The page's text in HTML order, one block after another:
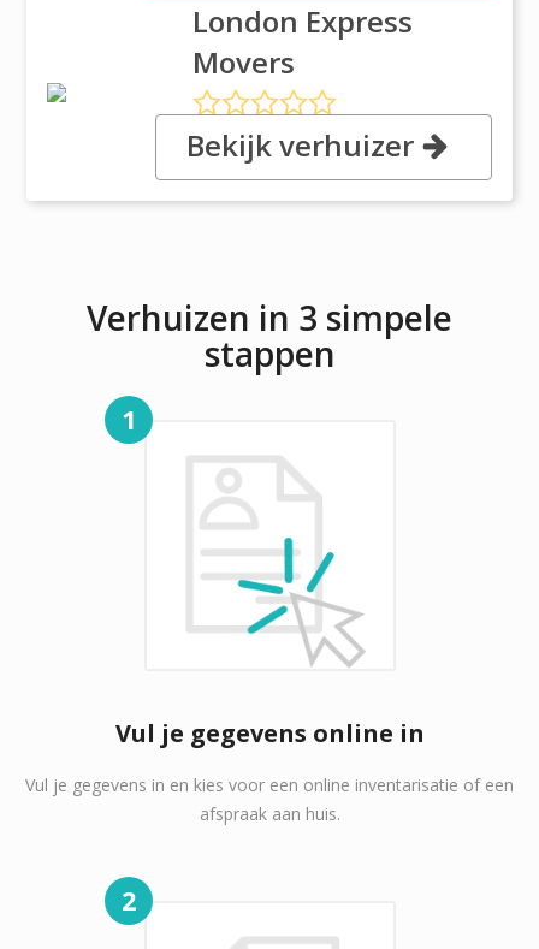
London Express
Movers
, 23a Abbotsbury Road, SM4 5LJ
Morden
Bekijk verhuizer
Verhuizen in 3 simpele
stappen
1
Vul je gegevens online in
Vul je gegevens in en kies voor een online inventarisatie of een
afspraak aan huis.
2